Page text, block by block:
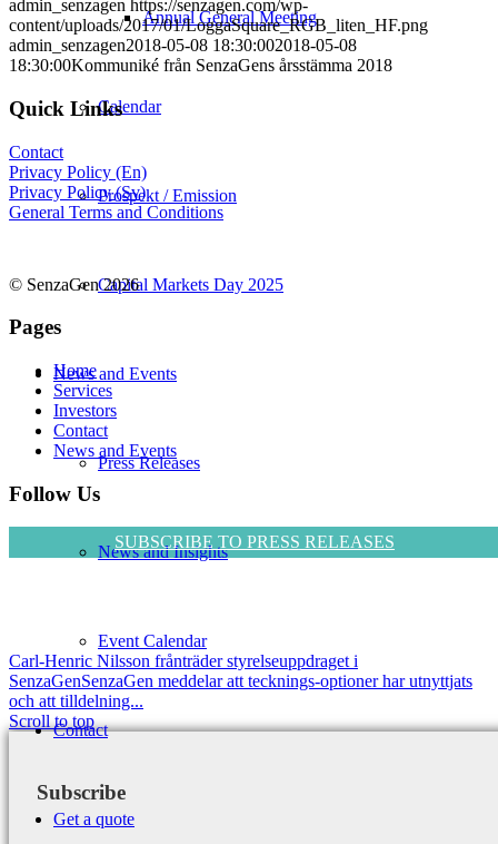
Annual General Meeting
Calendar
Prospekt / Emission
Capital Markets Day 2025
News and Events
Press Releases
News and Insights
Event Calendar
Contact
Get a quote
admin_senzagen https://senzagen.com/wp-
content/uploads/2017/01/LoggaSquare_RGB_liten_HF.png
admin_senzagen2018-05-08 18:30:002018-05-08
18:30:00Kommuniké från SenzaGens årsstämma 2018
Quick Links
Contact
Privacy Policy (En)
Privacy Policy (Sv)
General Terms and Conditions
© SenzaGen 2026
Pages
Home
Services
Investors
Contact
News and Events
Follow Us
SUBSCRIBE TO PRESS RELEASES
Carl-Henric Nilsson frånträder styrelseuppdraget i
SenzaGenSenzaGen meddelar att tecknings-optioner har utnyttjats
och att tilldelning...
Scroll to top
Subscribe